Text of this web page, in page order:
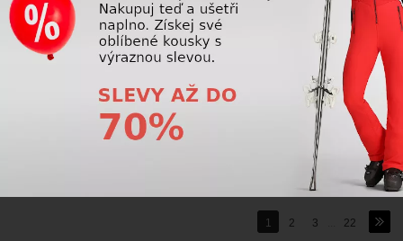
Lyžařská čepice Head SLOPE
Beanie Women red
Lyžařská čepice Head SLOPE
Beanie Women black
1 375,00Kč
1 2 3 22